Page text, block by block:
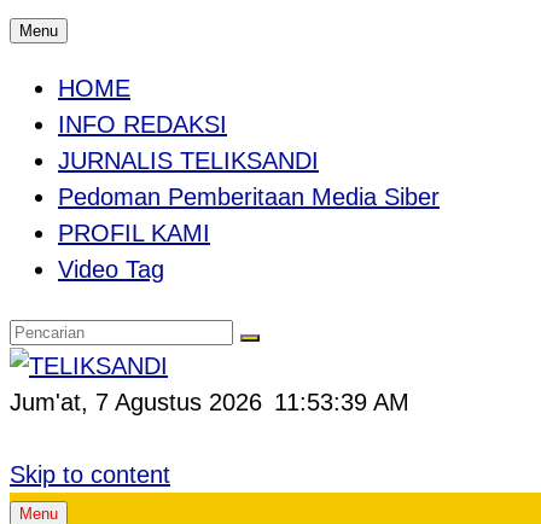
Menu
HOME
INFO REDAKSI
JURNALIS TELIKSANDI
Pedoman Pemberitaan Media Siber
PROFIL KAMI
Video Tag
Jum'at, 7 Agustus 2026 11:53:40 AM
Skip to content
Menu